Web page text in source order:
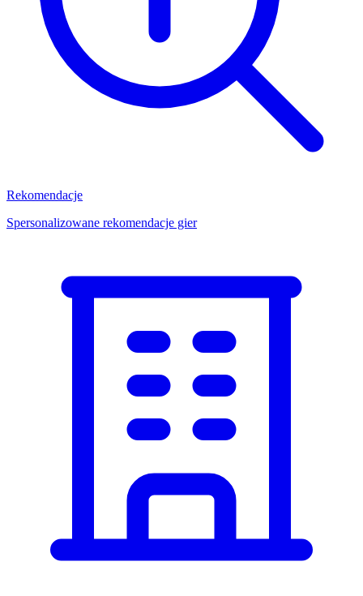
Rekomendacje
Spersonalizowane rekomendacje gier